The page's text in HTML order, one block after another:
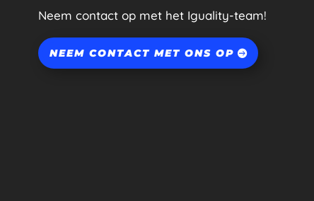
Neem contact op met het Iguality-team!
NEEM CONTACT MET ONS OP